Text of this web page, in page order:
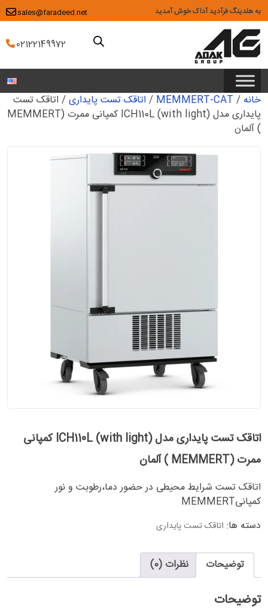
Skip
to
content
به هلدینگ فرآدید آداک خوش آمدید sales@faradeed.net
02122149972
خانه /
MEMMERT-CAT
/ اتاقک تست پایداری/ اتاقک تست
پایداری مدل (ICH110L (with light کمپانی ممرت (MEMMERT
) آلمان
اتاقک تست پایداری مدل (ICH110L (with light کمپانی
ممرت (MEMMERT ) آلمان
اتاقک تست شرایط محیطی در حضور دما،رطوبت و نور
کمپانیMEMMERT
دسته ها: اتاقک تست پایداری
توضیحات نظرات (0)
توضیحات